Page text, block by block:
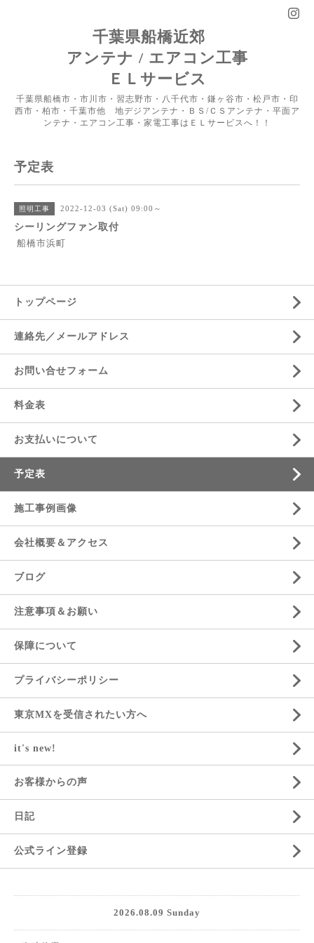
千葉県船橋近郊
アンテナ / エアコン工事
ＥＬサービス
千葉県船橋市・市川市・習志野市・八千代市・鎌ヶ谷市・松戸市・印
西市・柏市・千葉市他 地デジアンテナ・ＢＳ/ＣＳアンテナ・平面ア
ンテナ・エアコン工事・家電工事はＥＬサービスへ！！
予定表
照明工事 2022-12-03 (Sat) 09:00～
シーリングファン取付
船橋市浜町
トップページ
連絡先／メールアドレス
お問い合せフォーム
料金表
お支払いについて
予定表
施工事例画像
会社概要＆アクセス
ブログ
注意事項＆お願い
保障について
プライバシーポリシー
東京MXを受信されたい方へ
it's new!
お客様からの声
日記
公式ライン登録
2026.08.09 Sunday